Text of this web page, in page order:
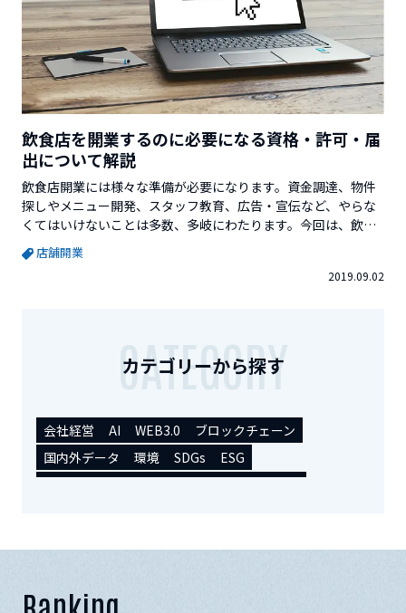
飲食店を開業するのに必要になる資格・許可・届
出について解説
飲食店開業には様々な準備が必要になります。資金調達、物件
探しやメニュー開発、スタッフ教育、広告・宣伝など、やらな
くてはいけないことは多数、多岐にわたります。今回は、飲食
店開業をするにあたり、一番最初に取得しなくてはならない資
格・許可・届出について解説します。[toc]飲食店開業に必要な
資格「食品衛生責任者」と「防火管理者」飲食店を開業するに
店舗開業
2019.09.02
カテゴリーから探す
CATEGORY
会社経営 AI WEB3.0
ブロックチェーン
国内外データ
環境 SDGs
ESG
補助金/助成金